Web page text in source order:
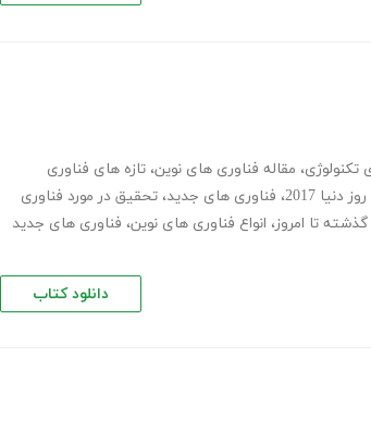
تکنولوژی، مقاله فناوری های نوین، تازه های فناوری
2017 ، فناوری های جدید، تحقیق در مورد فناوری
تا امروز، انواع فناوری های نوین، فناوری های جدید
دانلود کتاب